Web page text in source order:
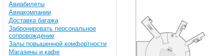
Авиабилеты
Авиакомпании
Доставка багажа
Забронировать персональное
сопровождение
Залы повышенной комфортности
Магазины и кафе